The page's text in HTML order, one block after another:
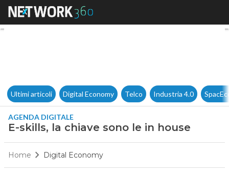
E-skills, la chiave sono le in
Ultimi articoli Digital Economy Telco Industria 4.0
AGENDA DIGITALE
E-skills, la chiave sono le in house
Home Digital Economy